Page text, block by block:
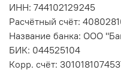
ИНН: 744102129245
Расчётный счёт:
Название банка: ООО
БИК: 044525104
Корр. счёт: